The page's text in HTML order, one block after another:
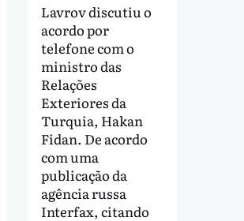
Lavrov discutiu o
acordo por
telefone com o
ministro das
Relações
Exteriores da
Turquia, Hakan
Fidan. De acordo
com uma
publicação da
agência russa
Interfax, citando